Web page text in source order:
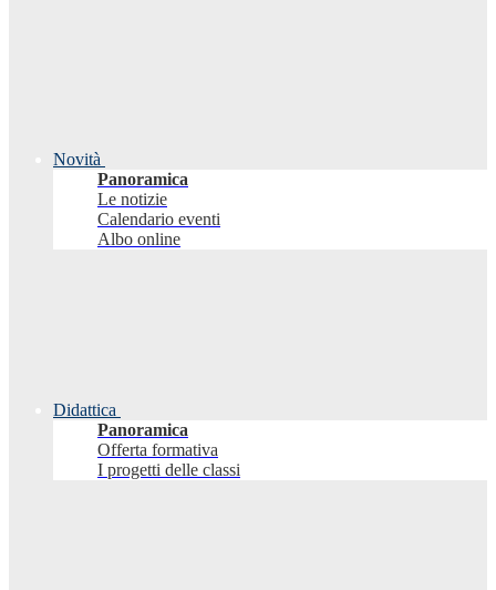
Novità
Panoramica
Le notizie
Calendario eventi
Albo online
Didattica
Panoramica
Offerta formativa
I progetti delle classi